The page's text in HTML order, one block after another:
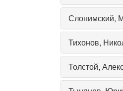
Слонимский,
Тихонов,
Толстой,